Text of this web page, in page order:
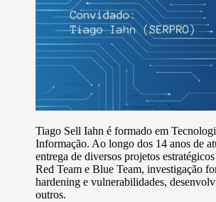
Tiago Sell Iahn é formado em
Informação. Ao longo dos 14 anos de
entrega de diversos projetos
Red Team e Blue Team, investigação
hardening e vulnerabilidades,
outros.